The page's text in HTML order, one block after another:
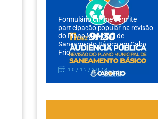
Formulário on-line permite
participação popular na revisão
do Plano Municipal de
Saneamento Básico em Cabo
Frio
10/12/2024